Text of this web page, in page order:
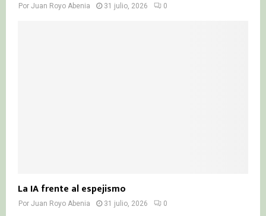
Por Juan Royo Abenia 31 julio, 2026 0
La IA frente al espejismo
Por Juan Royo Abenia 31 julio, 2026 0